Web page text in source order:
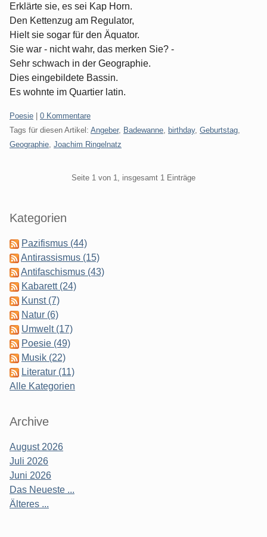
Erklärte sie, es sei Kap Horn.
Den Kettenzug am Regulator,
Hielt sie sogar für den Äquator.
Sie war - nicht wahr, das merken Sie? -
Sehr schwach in der Geographie.
Dies eingebildete Bassin.
Es wohnte im Quartier latin.
Kategorien:
Poesie
0 Kommentare
Tags für diesen Artikel: Angeber, Badewanne birthday, Geburtstag
Geographie Joachim Ringelnatz
Seite 1 von 1, insgesamt 1 Einträge
Seitenleiste
Kategorien
Pazifismus (44)
Antirassismus (15)
Antifaschismus (43)
Kabarett (24)
Kunst (7)
Natur (6)
Umwelt (17)
Poesie (49)
Musik (22)
Literatur (11)
Alle Kategorien
Archive
August 2026
Juli 2026
Juni 2026
Das Neueste ...
Älteres ...